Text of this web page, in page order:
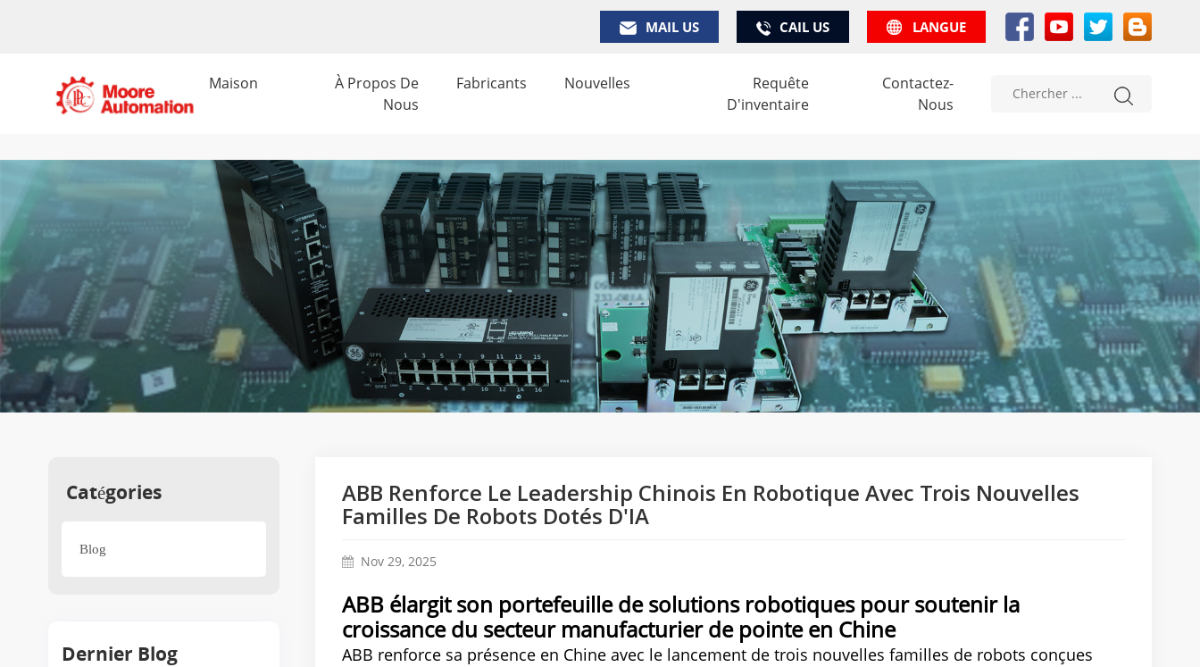
MAIL US CAIL US LANGUE
Maison
À Propos De
Nous
Fabricants Nouvelles
Requête
D'inventaire
Contactez-
Nous
Catégories
Blog
Dernier Blog
ABB Renforce Le Leadership Chinois En Robotique Avec Trois Nouvelles
Familles De Robots Dotés D'IA
Nov 29, 2025
ABB élargit son portefeuille de solutions robotiques pour soutenir la
croissance du secteur manufacturier de pointe en Chine
ABB renforce sa présence en Chine avec le lancement de trois nouvelles familles de robots conçues